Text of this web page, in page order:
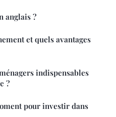
anglais ?
et quels avantages
indispensables
?
pour investir dans